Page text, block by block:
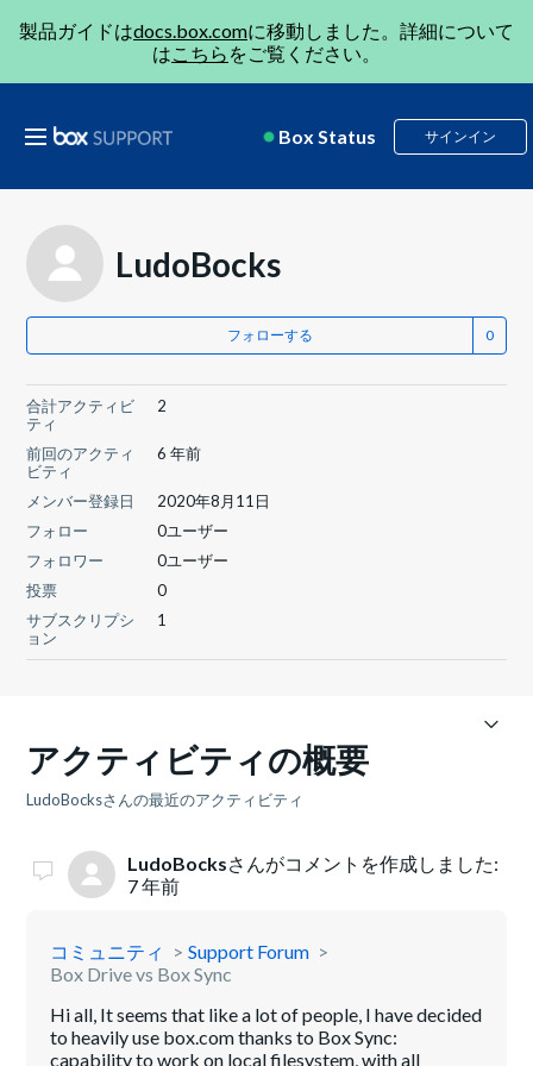
製品ガイドはdocs.box.comに移動しました。詳細について
はこちら をご覧ください。
Box Status サインイン
LudoBocks
フォローする
合計アクティビ
ティ
2
前回のアクティ
ビティ
6 年前
メンバー登録日
2020年8月11日
フォロー
0ユーザー
フォロワー
0ユーザー
投票
0
サブスクリプシ
ョン
1
アクティビティの概要
LudoBocksさんの最近のアクティビティ
LudoBocksさんがコメントを作成しました:
7 年前
コミュニティ
Support Forum
Box Drive vs Box Sync
Hi all, It seems that like a lot of people, I have decided
to heavily use box.com thanks to Box Sync:
capability to work on local filesystem, with all